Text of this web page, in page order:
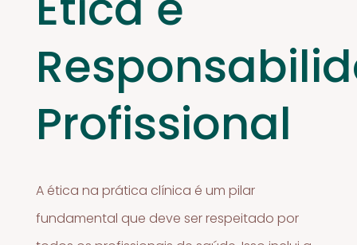
Profissional
A ética na prática clínica é um pilar
fundamental que deve ser respeitado por